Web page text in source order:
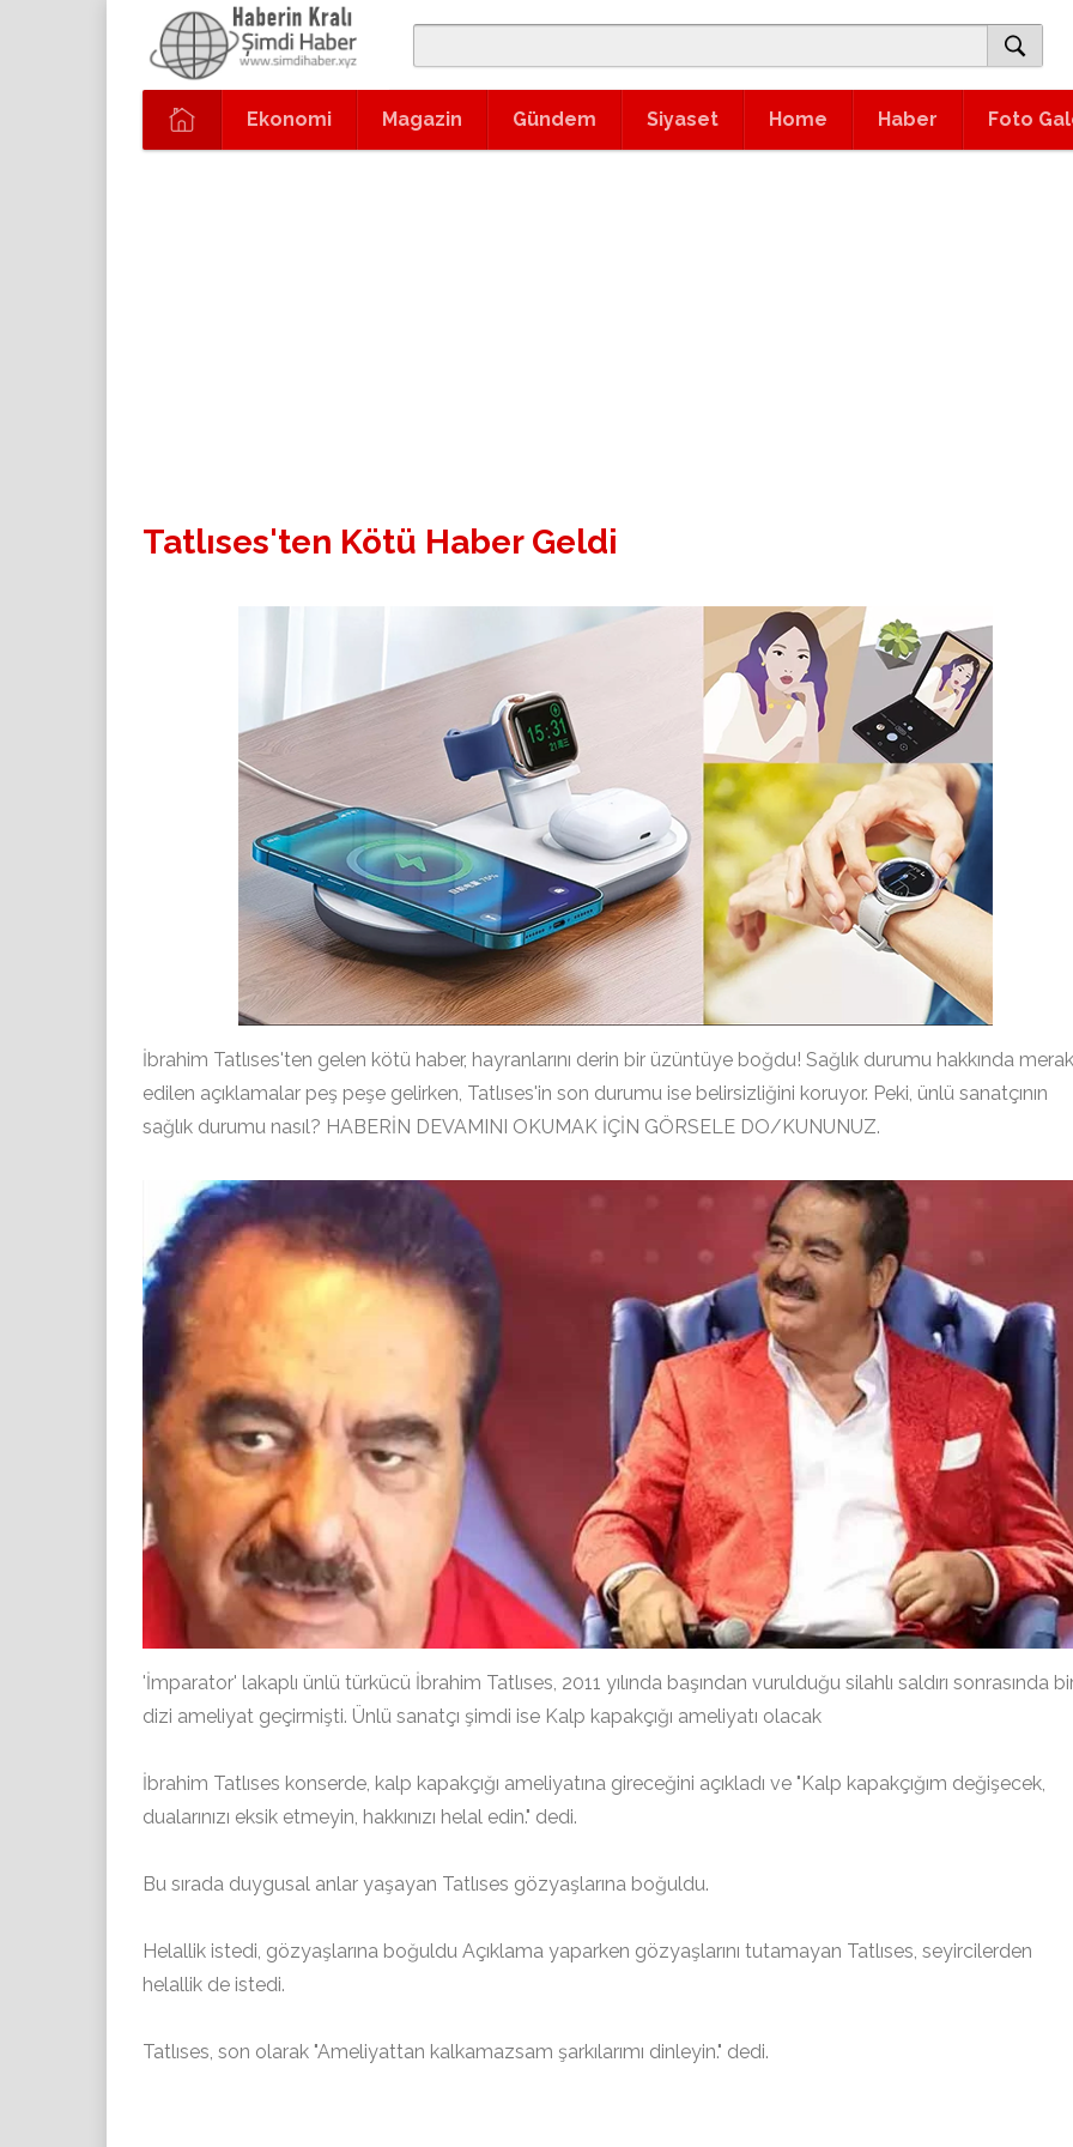
Ekonomi Magazin Gündem Siyaset Home Haber Foto
Tatlıses'ten Kötü Haber Geldi
İbrahim Tatlıses'ten gelen kötü haber, hayranlarını derin bir üzüntüye boğdu! Sağlık durumu hakkında merak
edilen açıklamalar peş peşe gelirken, Tatlıses'in son durumu ise belirsizliğini koruyor. Peki, ünlü sanatçının
sağlık durumu nasıl? HABERİN DEVAMINI OKUMAK İÇİN GÖRSELE DO/KUNUNUZ.
'İmparator' lakaplı ünlü türkücü İbrahim Tatlıses, 2011 yılında başından vurulduğu silahlı saldırı sonrasında
dizi ameliyat geçirmişti. Ünlü sanatçı şimdi ise Kalp kapakçığı ameliyatı olacak
İbrahim Tatlıses konserde, kalp kapakçığı ameliyatına gireceğini açıkladı ve "Kalp kapakçığım değişecek,
dualarınızı eksik etmeyin, hakkınızı helal edin." dedi.
Bu sırada duygusal anlar yaşayan Tatlıses gözyaşlarına boğuldu.
Helallik istedi, gözyaşlarına boğuldu Açıklama yaparken gözyaşlarını tutamayan Tatlıses, seyircilerden
helallik de istedi.
Tatlıses, son olarak "Ameliyattan kalkamazsam şarkılarımı dinleyin." dedi.